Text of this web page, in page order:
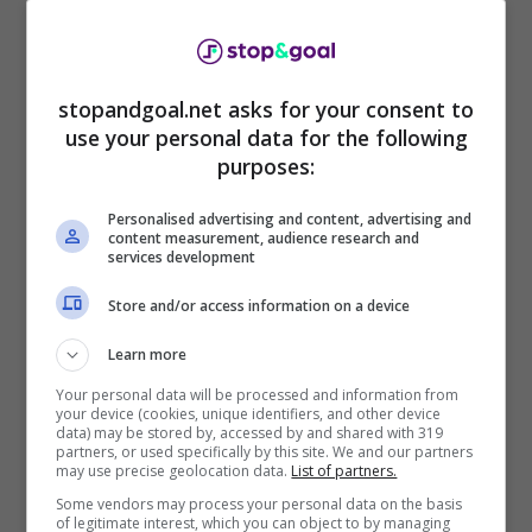
costante. Per questo motivo Giuntoli si sarebbe
inserito con prepotenza nella corsa al calciatore
che piace da tempo anche al Napoli.
Il d s della Juventus Giuntoli ama da tempo l’ex
prima del passaggio del calciatore alla Dea.
Secondo quanto filtra da Torino, oggi
mercato della Juve, visto il desiderio di Giuntoli
di lavorare con lui.
Juventus: il prezzo di
Koopmeiners
stopandgoal.net asks for your consent to
use your personal data for the following
purposes:
Personalised advertising and content, advertising and
content measurement, audience research and
services development
Store and/or access information on a device
Learn more
Your personal data will be processed and information from
your device (cookies, unique identifiers, and other device
data) may be stored by, accessed by and shared with 319
partners, or used specifically by this site. We and our partners
may use precise geolocation data. List of partners.
Some vendors may process your personal data on the basis
of legitimate interest, which you can object to by managing